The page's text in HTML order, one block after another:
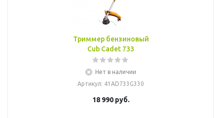
Триммер бензиновый
Cub Cadet 733
Нет в наличии
Артикул: 41AD733G330
18 990руб.